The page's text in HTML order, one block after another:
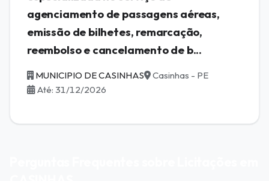
agenciamento de passagens aéreas,
emissão de bilhetes, remarcação,
reembolso e cancelamento de b...
MUNICIPIO DE CASINHAS
Casinhas - PE
Até: 31/12/2026